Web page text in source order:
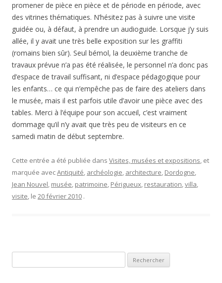
promener de pièce en pièce et de période en période, avec
des vitrines thématiques. N’hésitez pas à suivre une visite
guidée ou, à défaut, à prendre un audioguide. Lorsque j’y suis
allée, il y avait une très belle exposition sur les graffiti
(romains bien sûr). Seul bémol, la deuxième tranche de
travaux prévue n’a pas été réalisée, le personnel n’a donc pas
d’espace de travail suffisant, ni d’espace pédagogique pour
les enfants… ce qui n’empêche pas de faire des ateliers dans
le musée, mais il est parfois utile d’avoir une pièce avec des
tables. Merci à l’équipe pour son accueil, c’est vraiment
dommage qu’il n’y avait que très peu de visiteurs en ce
samedi matin de début septembre.
Cette entrée a été publiée dans Visites, musées et expositions, et
marquée avecAntiquité, archéologie, architecture, Dordogne,
Jean Nouvel, musée, patrimoine, Périgueux, restauration,villa,
visite, le 20 février 2010 .